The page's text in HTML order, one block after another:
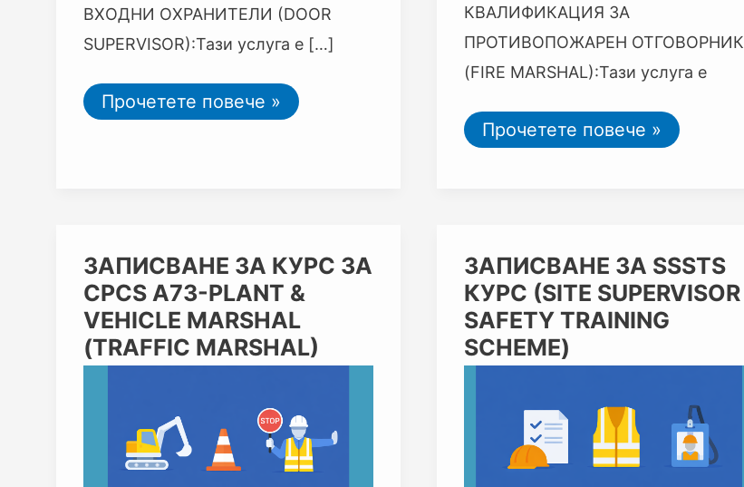
ВХОДНИ ОХРАНИТЕЛИ (DOOR
SUPERVISOR):Тази услуга е […]
Прочетете повече »
КВАЛИФИКАЦИЯ ЗА
ПРОТИВОПОЖАРЕН ОТГОВОРНИК
(FIRE MARSHAL):Тази услуга е
Прочетете повече »
ЗАПИСВАНЕ ЗА КУРС ЗА
CPCS A73-PLANT &
VEHICLE MARSHAL
(TRAFFIC MARSHAL)
ЗАПИСВАНЕ
ЗА
КУРС
ЗА
CPCS
A73-
PLANT
MARSHAL
(TRAFFIC
MARSHAL)
ЗАПИСВАНЕ ЗА SSSTS
КУРС (SITE SUPERVISOR
SAFETY TRAINING
SCHEME)
ЗАПИСВАНЕ
ЗА
SSSTS
КУРС
(SITE
SUPERVISOR
SAFETY
SCHEME)